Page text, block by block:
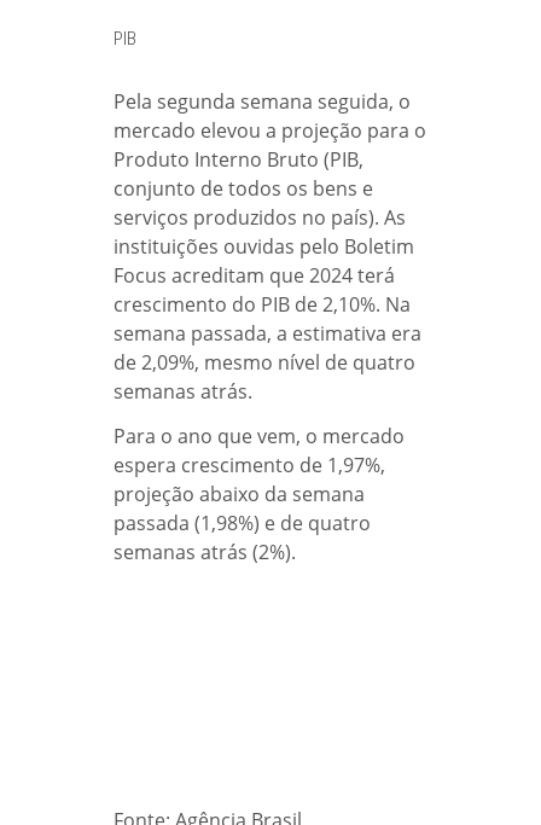
PIB
Pela segunda semana seguida, o
mercado elevou a projeção para o
Produto Interno Bruto (PIB,
conjunto de todos os bens e
serviços produzidos no país). As
instituições ouvidas pelo Boletim
Focus acreditam que 2024 terá
crescimento do PIB de 2,10%. Na
semana passada, a estimativa era
de 2,09%, mesmo nível de quatro
semanas atrás.
Para o ano que vem, o mercado
espera crescimento de 1,97%,
projeção abaixo da semana
passada (1,98%) e de quatro
semanas atrás (2%).